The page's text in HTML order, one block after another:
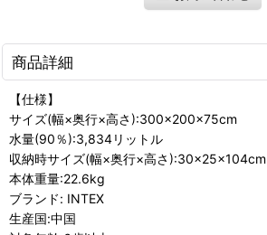
商品詳細
【仕様】
サイズ(幅×奥行×高さ):300×200×75cm
水量(90％):3,834リットル
収納時サイズ(幅×奥行×高さ):30×25×104cm
本体重量:22.6kg
ブランド: INTEX
生産国:中国